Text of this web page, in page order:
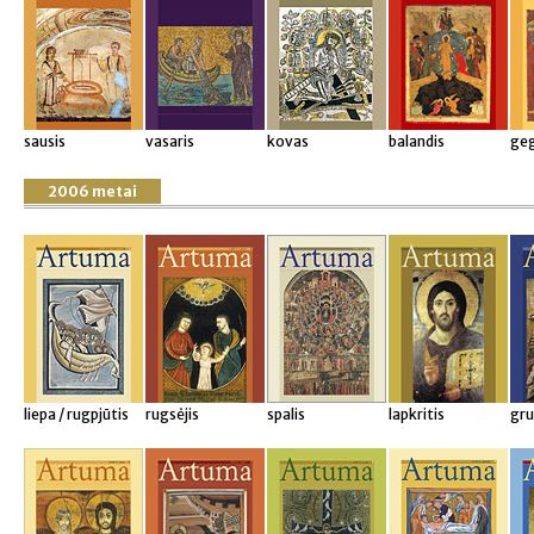
sausis vasaris kovas balandis
2006 metai
liepa / rugpjūtis rugsėjis spalis lapkritis